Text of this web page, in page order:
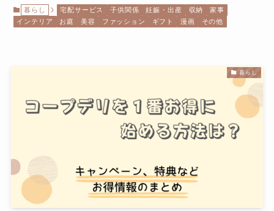
暮らし 宅配サービス 子供関係 妊娠・出産 収納
家事
インテリア
お庭 美容 ファッション ギフト 漫画 その他
暮らし